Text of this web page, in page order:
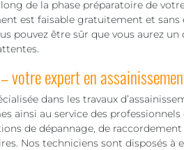
de la phase préparatoire de
est faisable gratuitement et
pouvez être sûr que vous aurez
votre expert en
dans les travaux
ainsi au service des
de dépannage, de
Nos techniciens sont disposés à